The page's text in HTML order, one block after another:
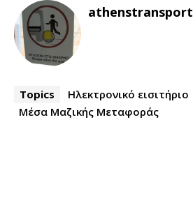
athenstransport
Topics
Ηλεκτρονικό εισιτήριο
Μέσα Μαζικής Μεταφοράς